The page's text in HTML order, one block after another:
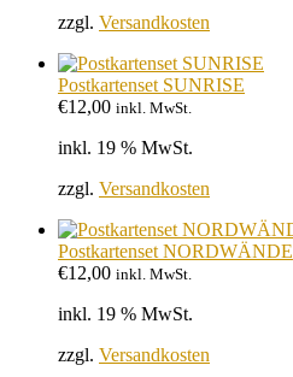
zzgl. Versandkosten
Postkartenset SUNRISE
€12,00 inkl. MwSt.
inkl. 19 % MwSt.
zzgl. Versandkosten
Postkartenset NORDWÄNDE
€12,00 inkl. MwSt.
inkl. 19 % MwSt.
zzgl. Versandkosten